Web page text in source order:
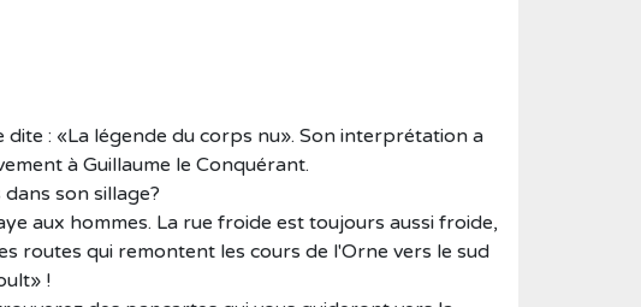
: «La légende du corps nu». Son interprétation a
à Guillaume le Conquérant.
son sillage?
aux hommes. La rue froide est toujours aussi froide,
routes qui remontent les cours de l'Orne vers le sud
!